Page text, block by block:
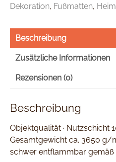
Dekoration, Fußmatten,
Beschreibung
Zusätzliche Informationen
Rezensionen (0)
Beschreibung
Objektqualität · Nutzschicht
Gesamtgewicht ca. 3650 g/
schwer entflammbar gemäß